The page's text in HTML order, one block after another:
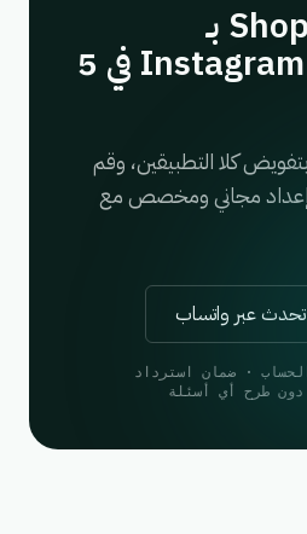
قم بربط Shopify بـ
Instagram Comment في 5
كلا التطبيقين، وقم
إعداد مجاني ومخصص مع
تحدث عبر واتساب
· ضمان استرداد